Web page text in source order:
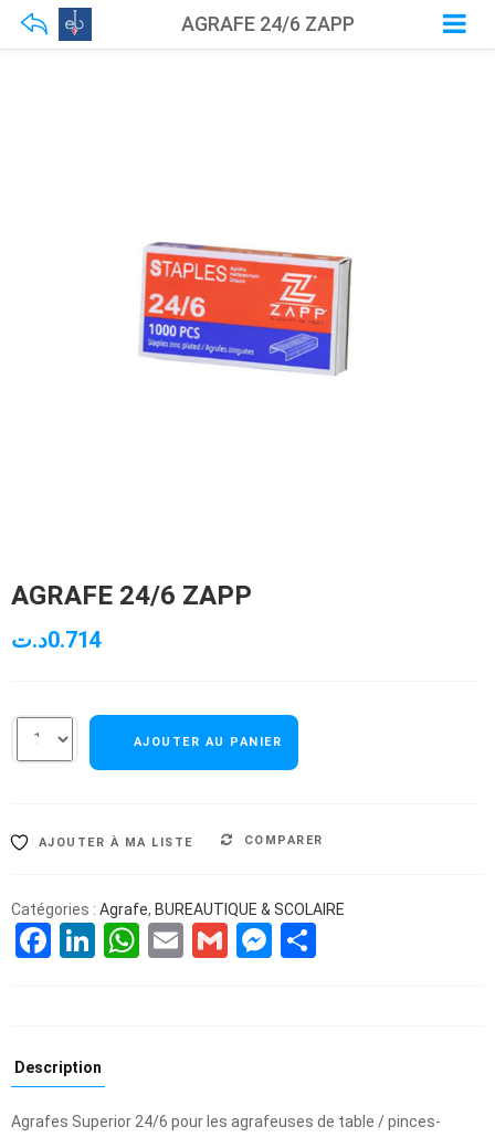
AGRAFE 24/6 ZAPP
AGRAFE 24/6 ZAPP
0.714د.ت
AJOUTER AU PANIER
AJOUTER À MA LISTE COMPARER
Catégories : Agrafe, BUREAUTIQUE & SCOLAIRE
Facebook
LinkedIn
WhatsApp
EmailGmailMessenger
Description
Agrafes Superior 24/6 pour les agrafeuses de table / pinces-